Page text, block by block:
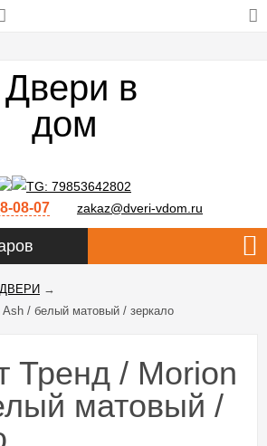
08-07 zakaz@dveri-vdom.ru
→
Ash / белый матовый / зеркало
Тренд / Morion
матовый /